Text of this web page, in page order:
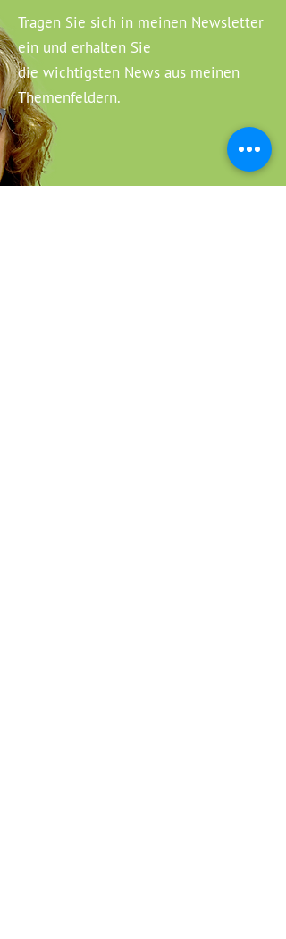
Tragen Sie sich in meinen Newsletter
ein und erhalten Sie
die wichtigsten News aus meinen
Themenfeldern.